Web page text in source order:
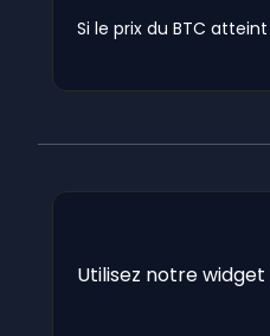
Si le prix du BTC
Utilisez notre